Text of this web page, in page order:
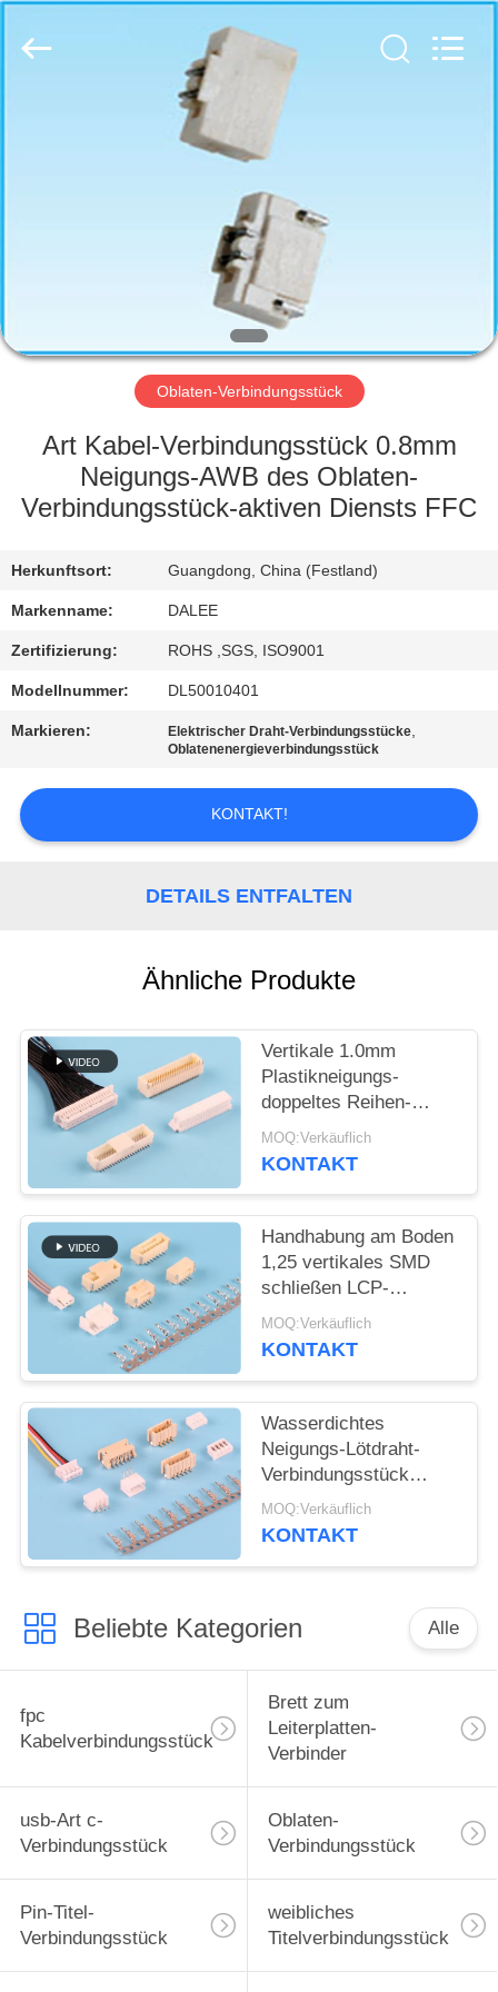
FABRIK-
AUSFLUG
QUALITÄTSKONTROLLE
SIE
MIT
UNS
IN
VERBINDUNG
FORDERN
SIE
SITEMAP
PRIVACY
POLICY
Rights
Reserved.
Oblaten-Verbindungsstück
Art Kabel-Verbindungsstück 0.8mm
Neigungs-AWB des Oblaten-
Verbindungsstück-aktiven Diensts FFC
Herkunftsort: Guangdong, China (Festland)
Markenname: DALEE
Zertifizierung: ROHS ,SGS, ISO9001
Modellnummer: DL50010401
Markieren: Elektrischer Draht-Verbindungsstücke,
Oblatenenergieverbindungsstück
KONTAKT!
DETAILS ENTFALTEN
Ähnliche Produkte
Vertikale 1.0mm
Plastikneigungs-
doppeltes Reihen-
Oblaten-
Verbindungsstück
MOQ:Verkäuflich
KONTAKT
Handhabung am Boden
1,25 vertikales SMD
schließen LCP-
Verteiler-
Verbindungsstück an
MOQ:Verkäuflich
KONTAKT
Wasserdichtes
Neigungs-Lötdraht-
Verbindungsstück
250VAC Nylon66
1.5mm
MOQ:Verkäuflich
KONTAKT
Beliebte Kategorien Alle
fpc
Kabelverbindungsstück
Brett zum
Leiterplatten-
Verbinder
usb-Art c-
Verbindungsstück
Oblaten-
Verbindungsstück
Pin-Titel-
Verbindungsstück
weibliches
Titelverbindungsstück